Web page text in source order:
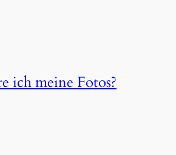
ich meine Fotos?